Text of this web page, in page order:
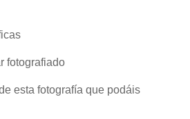
fotografiado
esta fotografía que podáis